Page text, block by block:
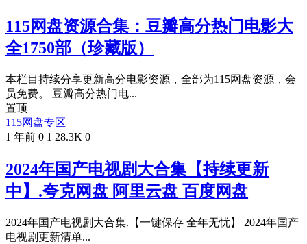
115网盘资源合集：豆瓣高分热门电影大
全1750部（珍藏版）
本栏目持续分享更新高分电影资源，全部为115网盘资源，会
员免费。 豆瓣高分热门电...
置顶
115网盘专区
1 年前 0 1 28.3K 0
2024年国产电视剧大合集【持续更新
中】.夸克网盘 阿里云盘 百度网盘
2024年国产电视剧大合集.【一键保存 全年无忧】 2024年国产
电视剧更新清单...